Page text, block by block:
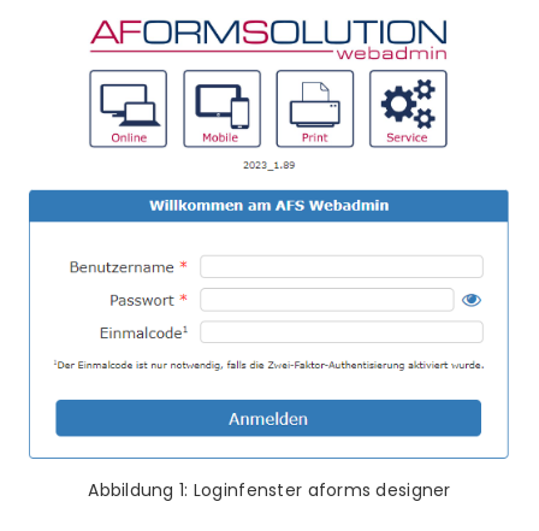
Abbildung 1: Loginfenster aforms designer